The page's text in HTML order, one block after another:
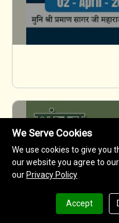
We Serve Cookies
We use cookies to give you
our website you agree to
our Privacy Policy
Accept